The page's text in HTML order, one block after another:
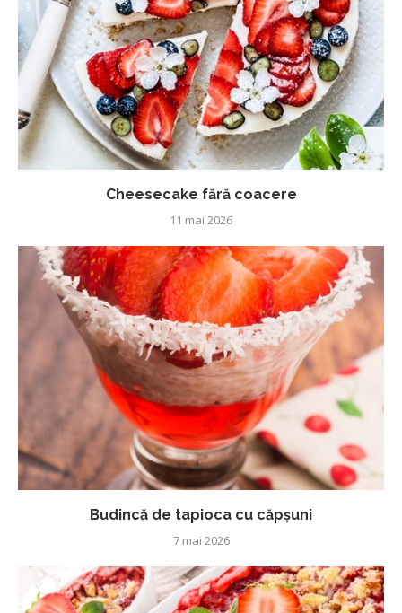
Cheesecake fără coacere
11 mai 2026
Budincă de tapioca cu căpșuni
7 mai 2026